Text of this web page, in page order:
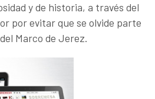
y de historia, a través del
por evitar que se olvide parte
Marco de Jerez.